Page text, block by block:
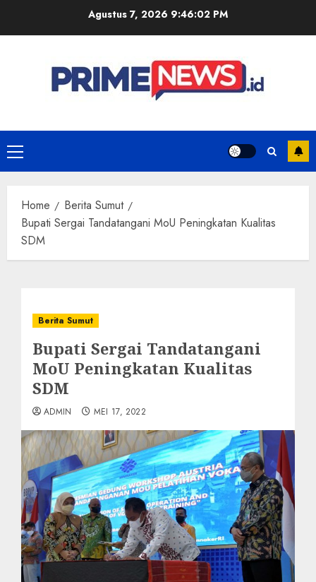
Agustus 7, 2026 9:46:02 PM
Primary
Menu
Home
Berita Sumut
Bupati Sergai Tandatangani MoU Peningkatan Kualitas
SDM
Berita Sumut
Bupati Sergai Tandatangani
MoU Peningkatan Kualitas
SDM
ADMIN MEI 17, 2022